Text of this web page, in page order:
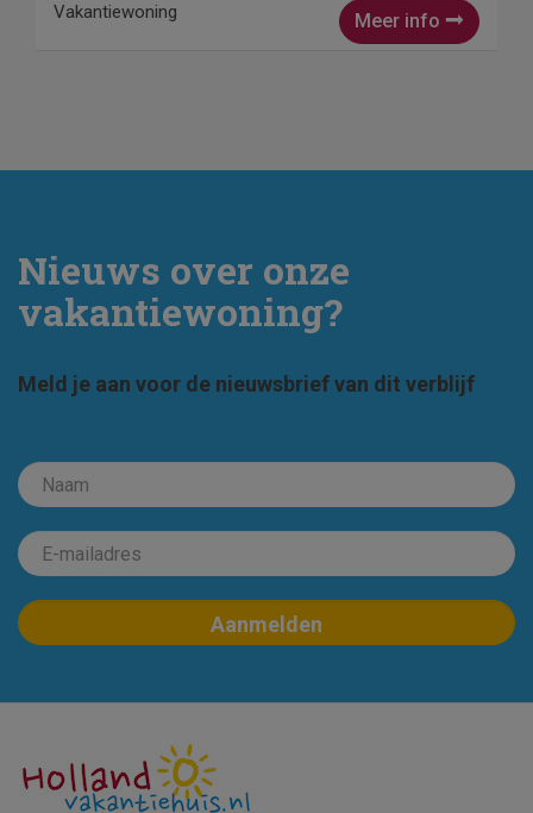
Meer info
Vakantiewoning
Nieuws over onze
vakantiewoning?
Meld je aan voor de nieuwsbrief van dit verblijf